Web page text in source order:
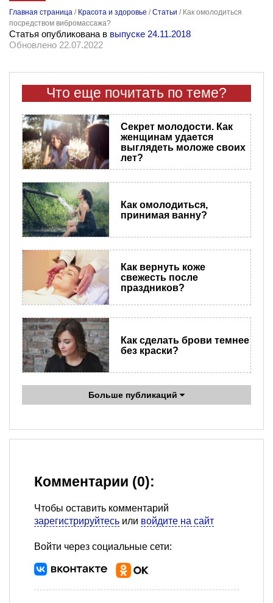
Главная страница / Красота и здоровье /Статьи / Как омолодиться
посредством вибромассажа?
Статья опубликована в выпуске 24.11.2018
Обновлено 22.07.2022
Что еще почитать по теме?
Секрет молодости. Как
женщинам удается
выглядеть моложе своих
лет?
Как омолодиться,
принимая ванну?
Как вернуть коже
свежесть после
праздников?
Как сделать брови темнее
без краски?
Больше публикаций
Комментарии (0):
Чтобы оставить комментарий
зарегистрируйтесь или войдите на сайт
Войти через социальные сети: